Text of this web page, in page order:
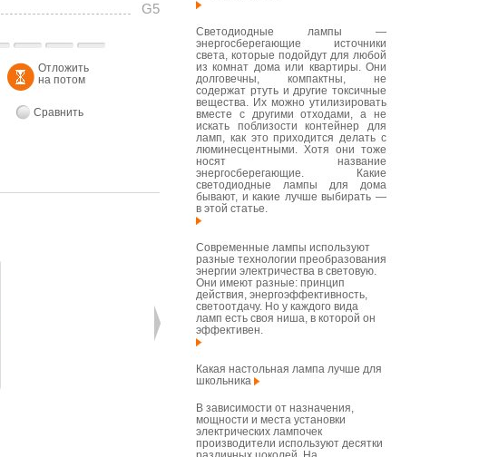
G5
Отложить
на потом
Сравнить
Светодиодные лампы —
энергосберегающие источники
света, которые подойдут для любой
из комнат дома или квартиры. Они
долговечны, компактны, не
содержат ртуть и другие токсичные
вещества. Их можно утилизировать
вместе с другими отходами, а не
искать поблизости контейнер для
ламп, как это приходится делать с
люминесцентными. Хотя они тоже
носят название
энергосберегающие. Какие
светодиодные лампы для дома
бывают, и какие лучше выбирать —
в этой статье.
Современные лампы используют
разные технологии преобразования
энергии электричества в световую.
Они имеют разные: принцип
действия, энергоэффективность,
светоотдачу. Но у каждого вида
ламп есть своя ниша, в которой он
эффективен.
Какая настольная лампа лучше для
школьника
В зависимости от назначения,
мощности и места установки
электрических лампочек
производители используют десятки